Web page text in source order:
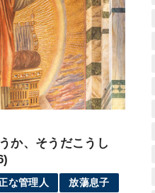
か、そうだこうし
な管理人 放蕩息子